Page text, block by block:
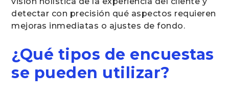
detectar con precisión qué aspectos requieren
mejoras inmediatas o ajustes de fondo.
¿Qué tipos de encuestas
se pueden utilizar?